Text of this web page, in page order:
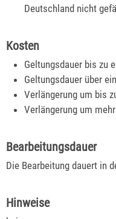
Deutschland nicht
Kosten
Geltungsdauer bis zu
Geltungsdauer über
Verlängerung um bis
Verlängerung um
Bearbeitungsdauer
Die Bearbeitung dauert in
Hinweise